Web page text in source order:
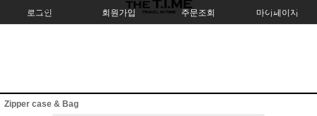
로그인 회원가입 주문조회 마이페이지
Zipper case & Bag